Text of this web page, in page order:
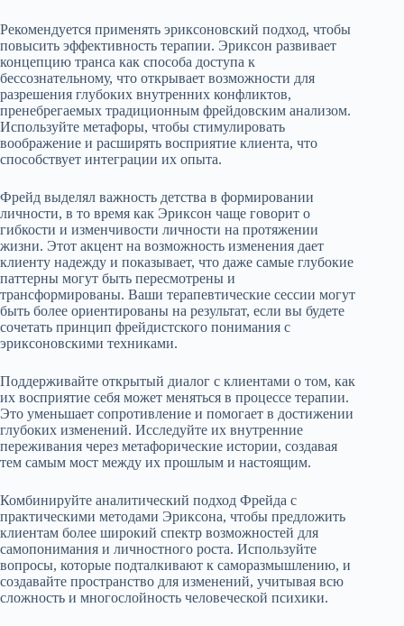
Рекомендуется применять эриксоновский подход, чтобы
повысить эффективность терапии. Эриксон развивает
концепцию транса как способа доступа к
бессознательному, что открывает возможности для
разрешения глубоких внутренних конфликтов,
пренебрегаемых традиционным фрейдовским анализом.
Используйте метафоры, чтобы стимулировать
воображение и расширять восприятие клиента, что
способствует интеграции их опыта.
Фрейд выделял важность детства в формировании
личности, в то время как Эриксон чаще говорит о
гибкости и изменчивости личности на протяжении
жизни. Этот акцент на возможность изменения дает
клиенту надежду и показывает, что даже самые глубокие
паттерны могут быть пересмотрены и
трансформированы. Ваши терапевтические сессии могут
быть более ориентированы на результат, если вы будете
сочетать принцип фрейдистского понимания с
эриксоновскими техниками.
Поддерживайте открытый диалог с клиентами о том, как
их восприятие себя может меняться в процессе терапии.
Это уменьшает сопротивление и помогает в достижении
глубоких изменений. Исследуйте их внутренние
переживания через метафорические истории, создавая
тем самым мост между их прошлым и настоящим.
Комбинируйте аналитический подход Фрейда с
практическими методами Эриксона, чтобы предложить
клиентам более широкий спектр возможностей для
самопонимания и личностного роста. Используйте
вопросы, которые подталкивают к саморазмышлению, и
создавайте пространство для изменений, учитывая всю
сложность и многослойность человеческой психики.